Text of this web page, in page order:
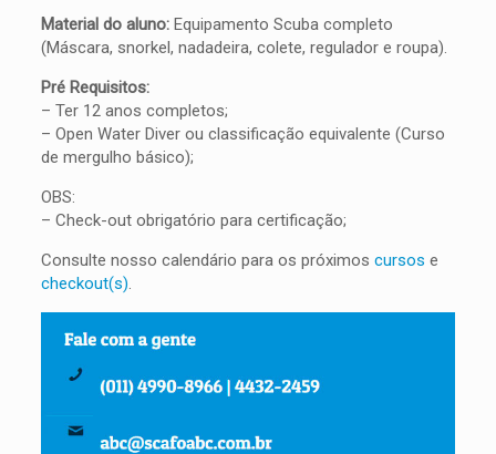
Material do aluno:Equipamento Scuba completo
(Máscara, snorkel, nadadeira, colete, regulador e roupa).
Pré Requisitos:
– Ter 12 anos completos;
– Open Water Diver ou classificação equivalente (Curso
de mergulho básico);
OBS:
– Check-out obrigatório para certificação;
Consulte nosso calendário para os próximos cursos e
checkout(s).